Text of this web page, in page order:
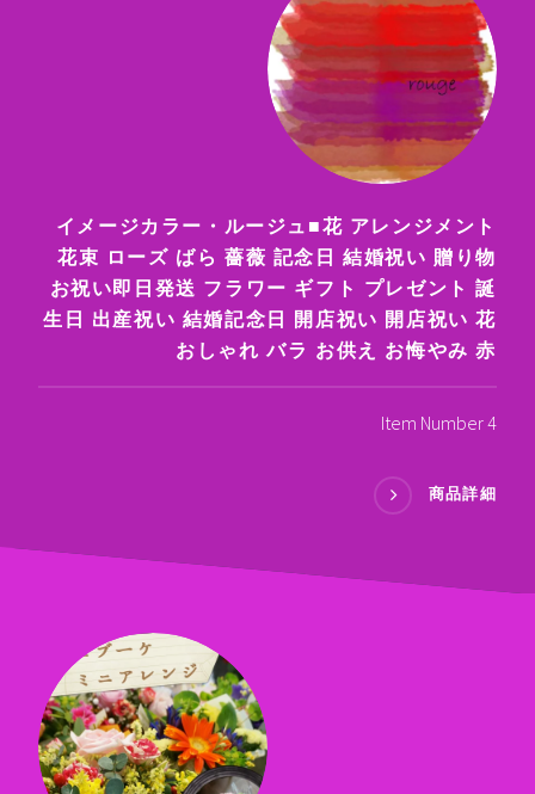
イメージカラー・ルージュ■花 アレンジメント
花束 ローズ ばら 薔薇 記念日 結婚祝い 贈り物
お祝い即日発送 フラワー ギフト プレゼント 誕
生日 出産祝い 結婚記念日 開店祝い 開店祝い 花
おしゃれ バラ お供え お悔やみ 赤
Item Number 4
商品詳細